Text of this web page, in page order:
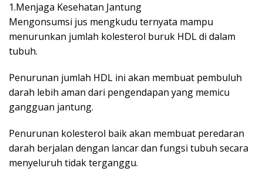
1.Menjaga Kesehatan Jantung
Mengonsumsi jus mengkudu ternyata mampu
menurunkan jumlah kolesterol buruk HDL di dalam
tubuh.
Penurunan jumlah HDL ini akan membuat pembuluh
darah lebih aman dari pengendapan yang memicu
gangguan jantung.
Penurunan kolesterol baik akan membuat peredaran
darah berjalan dengan lancar dan fungsi tubuh secara
menyeluruh tidak terganggu.